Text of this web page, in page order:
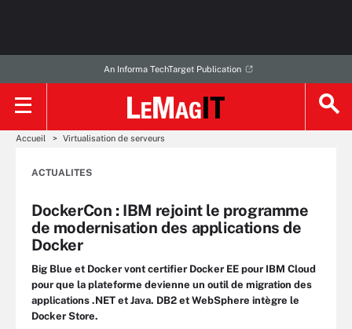
An Informa TechTarget Publication
Accueil Virtualisation de serveurs
ACTUALITES
DockerCon : IBM rejoint le programme
de modernisation des applications de
Docker
Big Blue et Docker vont certifier Docker EE pour IBM Cloud
pour que la plateforme devienne un outil de migration des
applications .NET et Java. DB2 et WebSphere intègre le
Docker Store.